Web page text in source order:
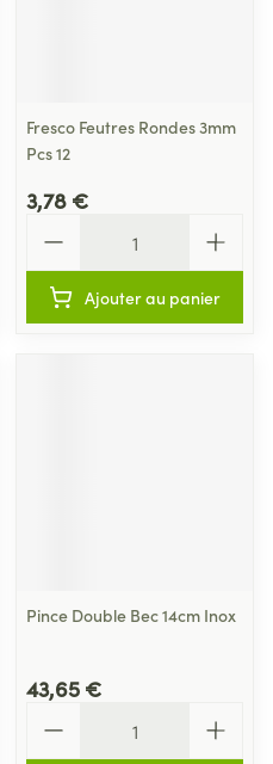
Fresco Feutres Rondes 3mm
Pcs 12
3,78 €
Ajouter au panier
Pince Double Bec 14cm Inox
43,65 €